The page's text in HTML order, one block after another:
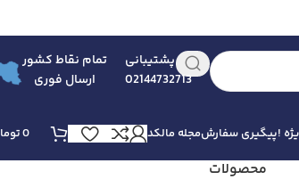
پشتیبانی
02144732713
تمام نقاط کشور
ارسال فوری
!پیگیری سفارشمجله مالکد 0
محصولات